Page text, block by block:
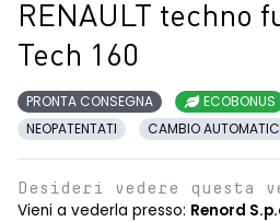
RENAULT techno
Tech 160
PRONTA CONSEGNA ECOBONUS
NEOPATENTATI
CAMBIO
Desideri vedere questa
Vieni a vederla presso: Renord